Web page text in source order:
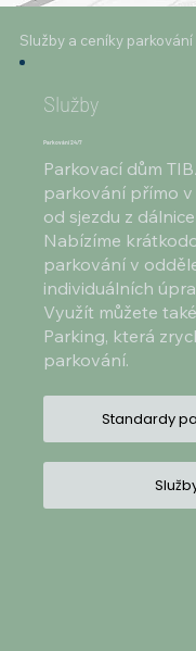
Služby a ceníky parkování
Služby
Parkování 24/7
Parkovací dům
parkování přímo v
od sjezdu z
Nabízíme
parkování v
individuálních
Využít můžete
Parking, která
parkování.
Standardy